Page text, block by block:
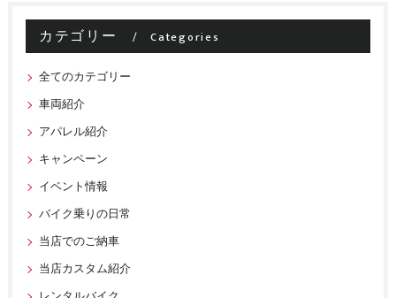
カテゴリー Categories
全てのカテゴリー
車両紹介
アパレル紹介
キャンペーン
イベント情報
バイク乗りの日常
当店でのご納車
当店カスタム紹介